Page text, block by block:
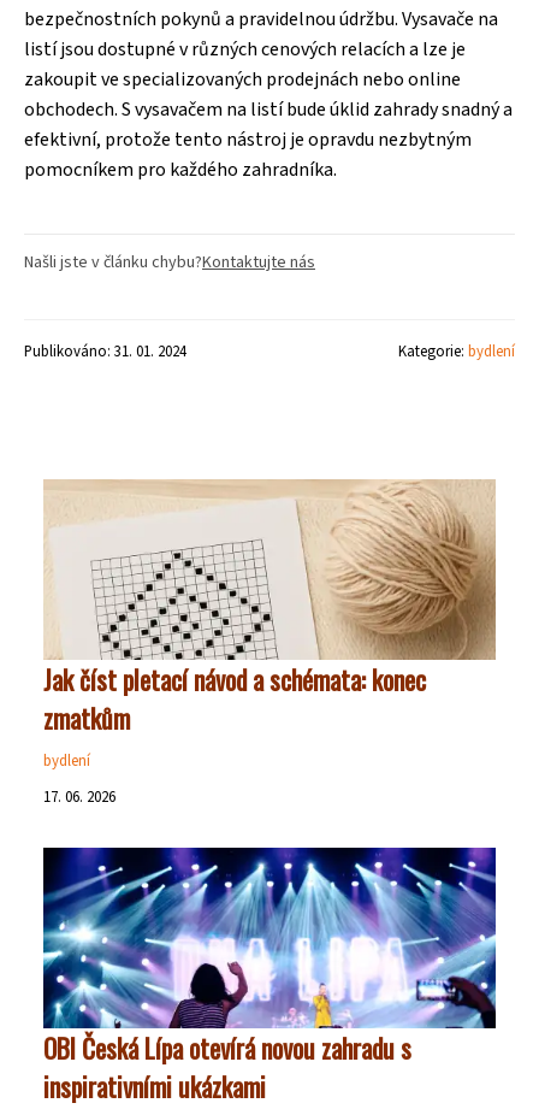
bezpečnostních pokynů a pravidelnou údržbu. Vysavače na
listí jsou dostupné v různých cenových relacích a lze je
zakoupit ve specializovaných prodejnách nebo online
obchodech. S vysavačem na listí bude úklid zahrady snadný a
efektivní, protože tento nástroj je opravdu nezbytným
pomocníkem pro každého zahradníka.
Našli jste v článku chybu?Kontaktujte nás
Publikováno: 31. 01. 2024 Kategorie: bydlení
Jak číst pletací návod a schémata: konec
zmatkům
bydlení
17. 06. 2026
OBI Česká Lípa otevírá novou zahradu s
inspirativními ukázkami